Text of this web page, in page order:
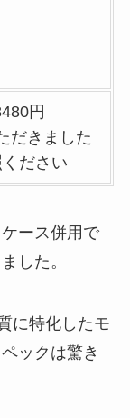
円
だきました
ださい
ース併用で
した。
に特化したモ
ックは驚き